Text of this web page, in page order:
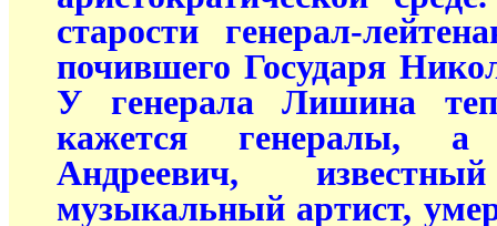
старости генерал-
почившего Государя
У генерала Лишина
кажется генералы, а
Андреевич,
музыкальный артист,